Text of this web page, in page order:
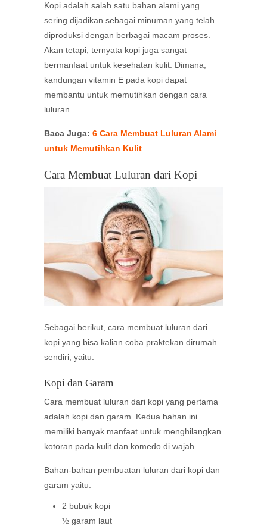
Kopi adalah salah satu bahan alami yang
sering dijadikan sebagai minuman yang telah
diproduksi dengan berbagai macam proses.
Akan tetapi, ternyata kopi juga sangat
bermanfaat untuk kesehatan kulit. Dimana,
kandungan vitamin E pada kopi dapat
membantu untuk memutihkan dengan cara
luluran.
Baca Juga: 6 Cara Membuat Luluran Alami
untuk Memutihkan Kulit
Cara Membuat Luluran dari Kopi
Sebagai berikut, cara membuat luluran dari
kopi yang bisa kalian coba praktekan dirumah
sendiri, yaitu:
Kopi dan Garam
Cara membuat luluran dari kopi yang pertama
adalah kopi dan garam. Kedua bahan ini
memiliki banyak manfaat untuk menghilangkan
kotoran pada kulit dan komedo di wajah.
Bahan-bahan pembuatan luluran dari kopi dan
garam yaitu:
2 bubuk kopi
½ garam laut